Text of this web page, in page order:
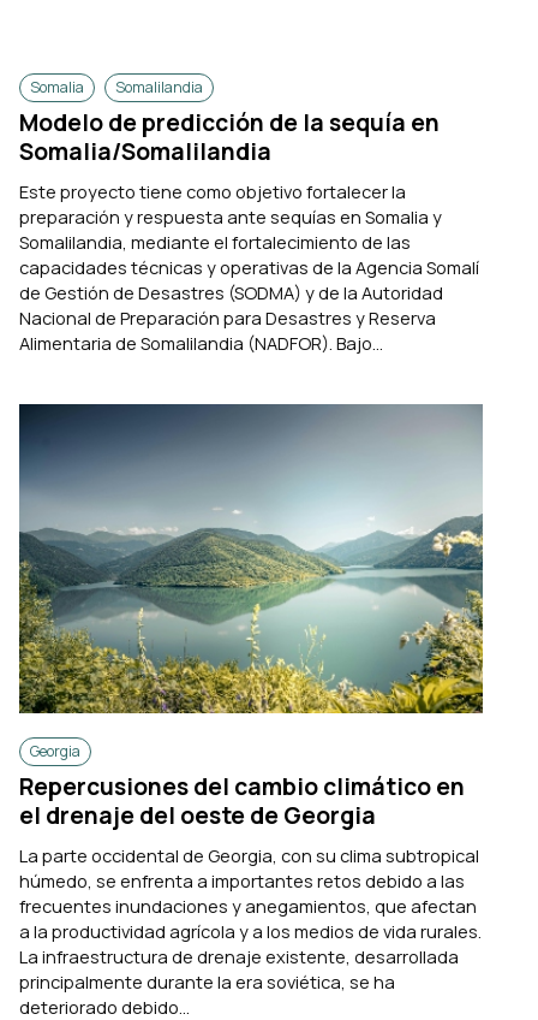
Somalia Somalilandia
Modelo de predicción de la sequía en
Somalia/Somalilandia
Este proyecto tiene como objetivo fortalecer la
preparación y respuesta ante sequías en Somalia y
Somalilandia, mediante el fortalecimiento de las
capacidades técnicas y operativas de la Agencia Somalí
de Gestión de Desastres (SODMA) y de la Autoridad
Nacional de Preparación para Desastres y Reserva
Alimentaria de Somalilandia (NADFOR). Bajo...
Georgia
Repercusiones del cambio climático en
el drenaje del oeste de Georgia
La parte occidental de Georgia, con su clima subtropical
húmedo, se enfrenta a importantes retos debido a las
frecuentes inundaciones y anegamientos, que afectan
a la productividad agrícola y a los medios de vida rurales.
La infraestructura de drenaje existente, desarrollada
principalmente durante la era soviética, se ha
deteriorado debido...